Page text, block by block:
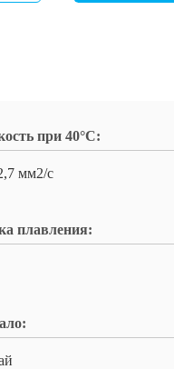
при 40°C:
мм2/с
плавления: